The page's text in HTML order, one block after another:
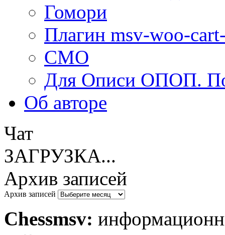
Гомори
Плагин msv-woo-
СМО
Для Описи ОПОП.
Об авторe
Чат
ЗАГРУЗКА...
Архив записей
Архив записей
Chessmsv: